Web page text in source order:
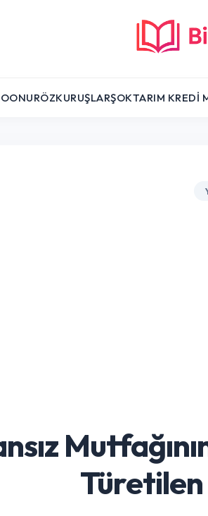
ONURÖZKURUŞLARŞOKTARIM KREDI